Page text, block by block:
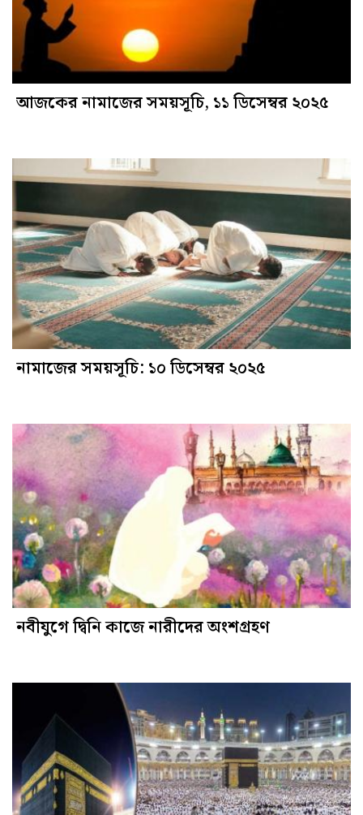
আজকের নামাজের সময়সূচি, ১১ ডিসেম্বর ২০২৫
নামাজের সময়সূচি: ১০ ডিসেম্বর ২০২৫
নবীযুগে দ্বিনি কাজে নারীদের অংশগ্রহণ